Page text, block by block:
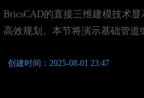
BricsCAD的直接三维建模技术
高效规划。本节将演示基础管
创建时间： 2025-08-01 23:47